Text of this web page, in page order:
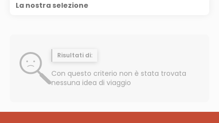
La nostra selezione
Risultati di:
Con questo criterio non è stata trovata
nessuna idea di viaggio